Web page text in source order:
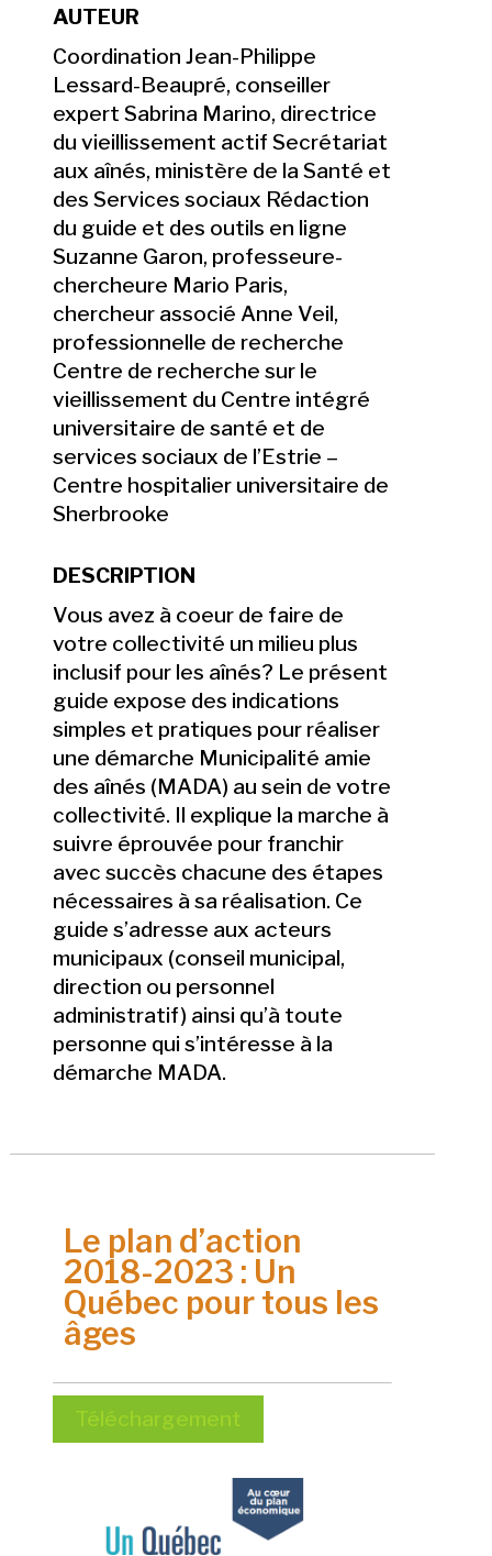
AUTEUR
Coordination Jean-Philippe
Lessard-Beaupré, conseiller
expert Sabrina Marino, directrice
du vieillissement actif Secrétariat
aux aînés, ministère de la Santé et
des Services sociaux Rédaction
du guide et des outils en ligne
Suzanne Garon, professeure-
chercheure Mario Paris,
chercheur associé Anne Veil,
professionnelle de recherche
Centre de recherche sur le
vieillissement du Centre intégré
universitaire de santé et de
services sociaux de l’Estrie –
Centre hospitalier universitaire de
Sherbrooke
DESCRIPTION
Vous avez à coeur de faire de
votre collectivité un milieu plus
inclusif pour les aînés? Le présent
guide expose des indications
simples et pratiques pour réaliser
une démarche Municipalité amie
des aînés (MADA) au sein de votre
collectivité. Il explique la marche à
suivre éprouvée pour franchir
avec succès chacune des étapes
nécessaires à sa réalisation. Ce
guide s’adresse aux acteurs
municipaux (conseil municipal,
direction ou personnel
administratif) ainsi qu’à toute
personne qui s’intéresse à la
démarche MADA.
Le plan d’action
2018-2023 : Un
Québec pour tous les
âges
Téléchargement